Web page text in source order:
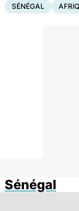
SÉNÉGAL
Sénégal